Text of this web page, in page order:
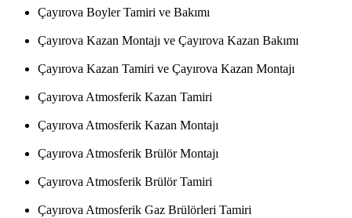
Çayırova Boyler Tamiri ve Bakımı
Çayırova Kazan Montajı ve Çayırova Kazan Bakımı
Çayırova Kazan Tamiri ve Çayırova Kazan Montajı
Çayırova Atmosferik Kazan Tamiri
Çayırova Atmosferik Kazan Montajı
Çayırova Atmosferik Brülör Montajı
Çayırova Atmosferik Brülör Tamiri
Çayırova Atmosferik Gaz Brülörleri Tamiri